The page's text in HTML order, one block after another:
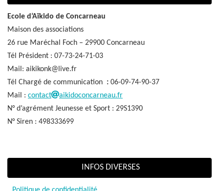
Ecole d’Aïkido de Concarneau
Maison des associations
26 rue Maréchal Foch – 29900 Concarneau
Tél Président : 07-73-24-71-03
Mail: aikikonk@live.fr
Tél Chargé de communication : 06-09-74-90-37
Mail : contact
aikidoconcarneau.fr
N° d’agrément Jeunesse et Sport : 29S1390
N° Siren : 498333699
INFOS DIVERSES